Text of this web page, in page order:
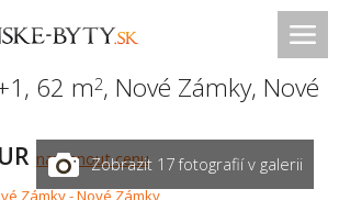
62 m2, Nové Zámky, Nové
navrhnout cenuZobrazit 17 fotografií v galerii